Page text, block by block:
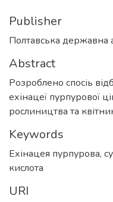
Publisher
Полтавська державна
Abstract
Розроблено спосіь
ехінацеї пурпурової
рослиництва та
Keywords
Ехінацея пурпурова,
кислота
URI